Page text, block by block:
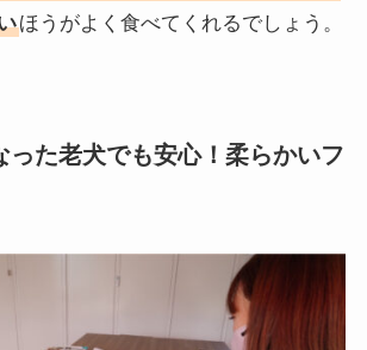
ほうがよく食べてくれるでしょう。
った老犬でも安心！柔らかいフ